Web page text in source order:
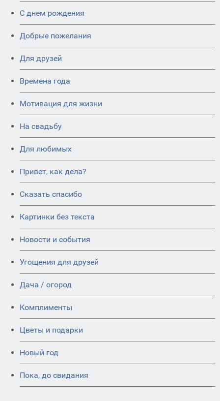
C днем рождения
Добрые пожелания
Для друзей
Времена года
Мотивация для жизни
На свадьбу
Для любимых
Привет, как дела?
Сказать спасибо
Картинки без текста
Новости и события
Угощения для друзей
Дача / огород
Комплименты
Цветы и подарки
Новый год
Пока, до свидания